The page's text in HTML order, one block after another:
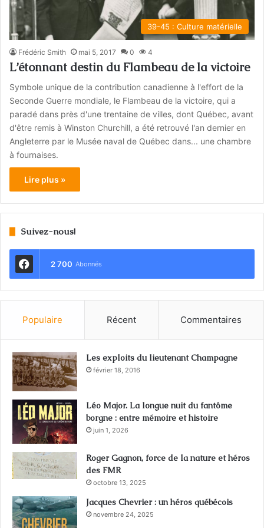
39-45 : Culture matérielle
Frédéric Smith mai 5, 2017 0 4
L’étonnant destin du Flambeau de la victoire
Symbole unique de la contribution canadienne à l'effort de la
Seconde Guerre mondiale, le Flambeau de la victoire, qui a
paradé dans près d'une trentaine de villes, dont Québec, avant
d'être remis à Winston Churchill, a été retrouvé l'an dernier en
Angleterre par le Musée naval de Québec dans... une chambre
à fournaises.
Lire plus »
Suivez-nous!
2 700 Abonnés
Populaire Récent Commentaires
Les exploits du lieutenant Champagne
février 18, 2016
Léo Major. La longue nuit du fantôme
borgne : entre mémoire et histoire
juin 1, 2026
Roger Gagnon, force de la nature et héros
des FMR
octobre 13, 2025
Jacques Chevrier : un héros québécois
novembre 24, 2025